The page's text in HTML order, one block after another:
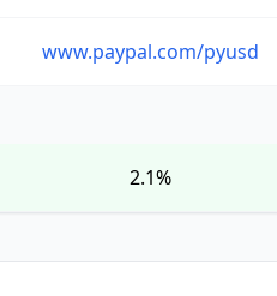
www.paypal.com/pyusd
2.1%